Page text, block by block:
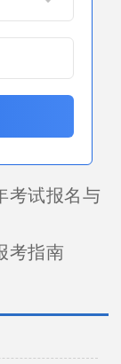
考试报名与
考指南